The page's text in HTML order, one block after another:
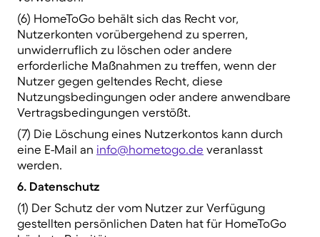
(6) HomeToGo behält sich das Recht vor,
Nutzerkonten vorübergehend zu sperren,
unwiderruflich zu löschen oder andere
erforderliche Maßnahmen zu treffen, wenn der
Nutzer gegen geltendes Recht, diese
Nutzungsbedingungen oder andere anwendbare
Vertragsbedingungen verstößt.
(7) Die Löschung eines Nutzerkontos kann durch
eine E-Mail an info@hometogo.de veranlasst
werden.
6. Datenschutz
(1) Der Schutz der vom Nutzer zur Verfügung
gestellten persönlichen Daten hat für HomeToGo